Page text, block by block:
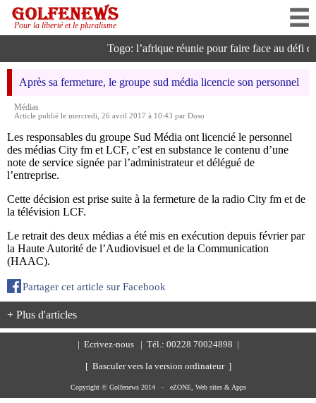
Pour la liberté et le pluralisme
Togo: l’afrique réunie pour faire face au défi
Après sa fermeture, le groupe sud média licencie son personnel
Médias
Article publié le mercredi, 26 avril 2017 à 10:43 par Doso
Les responsables du groupe Sud Média ont licencié le personnel
des médias City fm et LCF, c’est en substance le contenu d’une
note de service signée par l’administrateur et délégué de
l’entreprise.
Cette décision est prise suite à la fermeture de la radio City fm et de
la télévision LCF.
Le retrait des deux médias a été mis en exécution depuis février par
la Haute Autorité de l’Audiovisuel et de la Communication
(HAAC).
Partager cet article sur Facebook
+ Plus d'articles
Ecrivez-nous | Tél.: 00228 70024898 |
[ Basculer vers la version ordinateur ]
Copyright © Golfenews 2014 - eZONE, Web sites & Apps